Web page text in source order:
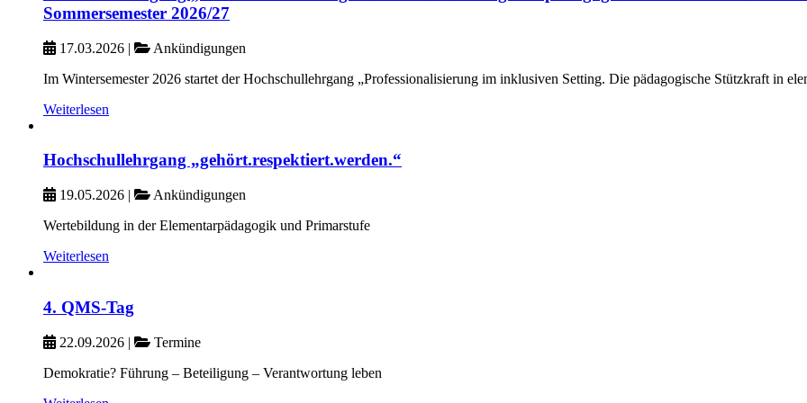
Sommersemester 2026/27
17.03.2026 |
Ankündigungen
Im Wintersemester 2026 startet der Hochschullehrgang „Professionalisierung im inklusiven Setting. Die pädagogische Stützkraft in
Weiterlesen
Hochschullehrgang „gehört.respektiert.werden.“
19.05.2026 |
Ankündigungen
Wertebildung in der Elementarpädagogik und Primarstufe
Weiterlesen
4. QMS-Tag
22.09.2026 |
Termine
Demokratie? Führung – Beteiligung – Verantwortung leben